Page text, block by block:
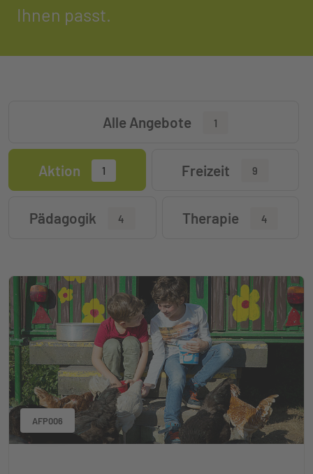
Ihnen passt.
Alle Angebote 1
Aktion 1 Freizeit 9
Pädagogik 4 Therapie 4
AFP006